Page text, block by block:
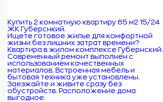
Купить 2 комнатную квартиру 65 м2 15/24
ЖК Губерснкий.
Ищете готовое жилье для комфортной
жизни без лишних затрат времени?
Квартира в жилом комплексе Губернский.
Современный ремонт выполнен с
использованием качественных
материалов. Встроенная мебель и
бытовая техника уже установлены.
Заезжайте и живите сразу без
обустройств. Расположение дома
выгодное.